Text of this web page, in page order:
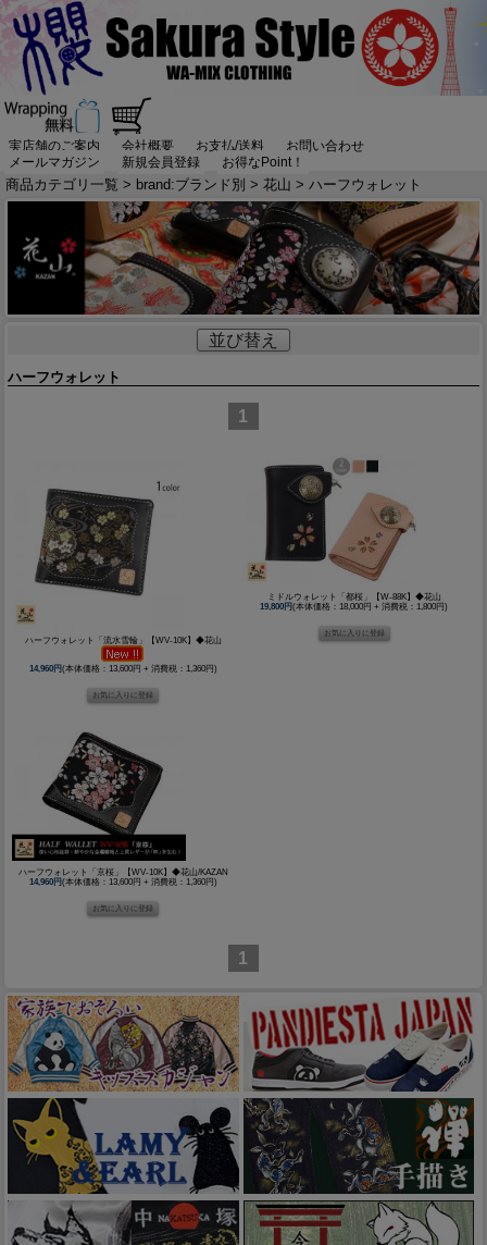
実店舗のご案内 会社概要 お支払/送料
お問い合わせ
メールマガジン
新規会員登録 お得なPoint！
商品カテゴリ一覧 > brand:ブランド別 > 花山 > ハーフウォレット
並び替え
ハーフウォレット
1
ハーフウォレット「流水雪輪」【WV-10K】◆花山
14,960円(本体価格：13,600円 + 消費税：1,360円)
ミドルウォレット「都桜」【W-88K】◆花山
19,800円(本体価格：18,000円 + 消費税：1,800円)
ハーフウォレット「京桜」【WV-10K】◆花山/KAZAN
14,960円(本体価格：13,600円 + 消費税：1,360円)
1